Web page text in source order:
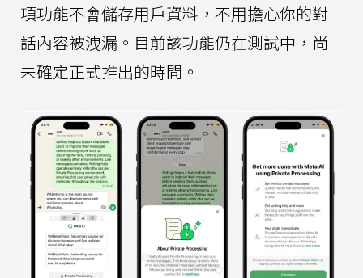
項功能不會儲存用戶資料，不用擔心你的對
話內容被洩漏。目前該功能仍在測試中，尚
未確定正式推出的時間。